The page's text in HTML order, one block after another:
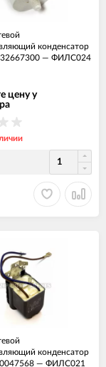
конденсатор
— ФИЛС024
цену у
конденсатор
— ФИЛС021